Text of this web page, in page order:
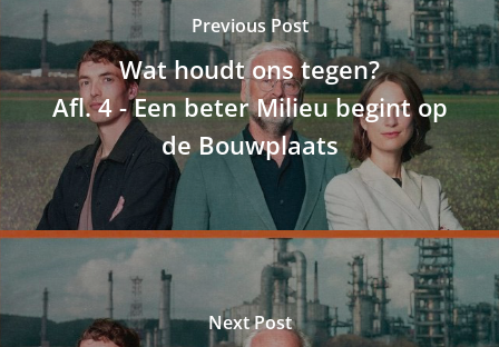
Previous Post
Wat houdt ons tegen?
Afl. 4 - Een beter Milieu begint op
de Bouwplaats
Next Post